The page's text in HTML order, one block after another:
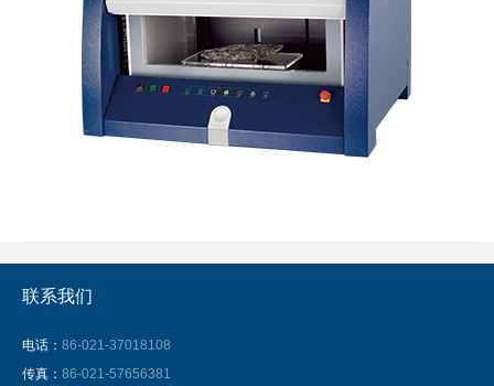
联系我们
电话： 86-021-37018108
传真： 86-021-57656381